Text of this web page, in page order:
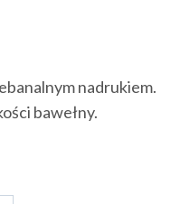
nadrukiem.
bawełny.